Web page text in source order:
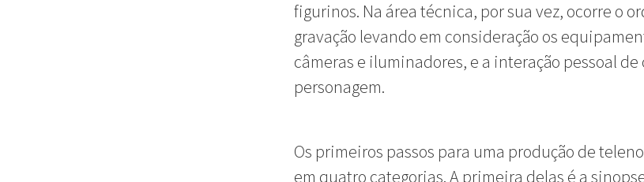
figurinos. Na área técnica, por sua vez, ocorre o
gravação levando em consideração os
câmeras e iluminadores, e a interação pessoal de
personagem.
Os primeiros passos para uma produção de
em quatro categorias. A primeira delas é a